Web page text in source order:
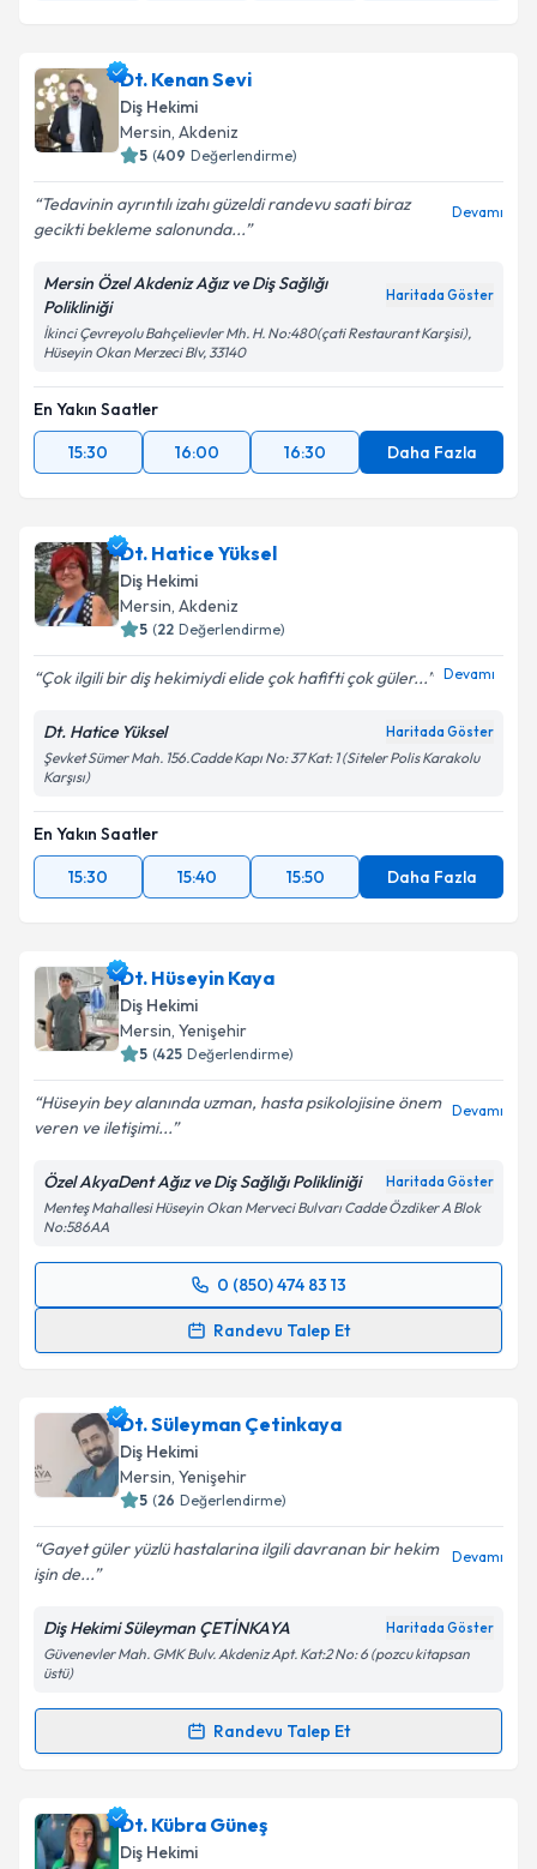
Dt. Kenan Sevi
Diş Hekimi
Mersin, Akdeniz
5 (409 Değerlendirme)
Tedavinin ayrıntılı izahı güzeldi randevu saati biraz
gecikti bekleme salonunda...
Devamı
Mersin Özel Akdeniz Ağız ve Diş Sağlığı
Polikliniği
Haritada Göster
İkinci Çevreyolu Bahçelievler Mh. H. No:480(çati Restaurant Karşisi),
Hüseyin Okan Merzeci Blv, 33140
En Yakın Saatler
15:30
16:00 16:30 Daha Fazla
Dt. Hatice Yüksel
Diş Hekimi
Mersin, Akdeniz
5 (22 Değerlendirme)
Çok ilgili bir diş hekimiydi elide çok hafifti çok güler... Devamı
Dt. Hatice Yüksel Haritada Göster
Şevket Sümer Mah. 156.Cadde Kapı No: 37 Kat: 1 (Siteler Polis Karakolu
Karşısı)
En Yakın Saatler
15:30
15:40 15:50 Daha Fazla
Dt. Hüseyin Kaya
Diş Hekimi
Mersin, Yenişehir
5 (425 Değerlendirme)
Hüseyin bey alanında uzman, hasta psikolojisine önem
veren ve iletişimi...
Devamı
Özel AkyaDent Ağız ve Diş Sağlığı Polikliniği Haritada Göster
Menteş Mahallesi Hüseyin Okan Merveci Bulvarı Cadde Özdiker A Blok
No:586AA
0 (850) 474 83 13
Randevu Talep Et
Randevu Takvimi Talebi
takvim hazırlandığında e-posta ile bilgilendireceğiz.
E-posta Adresiniz
'ni okudum ve kişisel verilerimin belirtilen
kapsamda işlenmesini kabul ediyorum.
Takvim Talebini Gönder
Dt. Süleyman Çetinkaya
Diş Hekimi
Mersin, Yenişehir
5 (26 Değerlendirme)
Gayet güler yüzlü hastalarina ilgili davranan bir hekim
işin de...
Devamı
Diş Hekimi Süleyman ÇETİNKAYA Haritada Göster
Güvenevler Mah. GMK Bulv. Akdeniz Apt. Kat:2 No: 6 (pozcu kitapsan
üstü)
Randevu Talep Et
Randevu Takvimi Talebi
Dt. Süleyman Çetinkaya
oluşturun. Size bu uzmandan randevu almanız için bir
Dt. Kübra Güneş
Diş Hekimi